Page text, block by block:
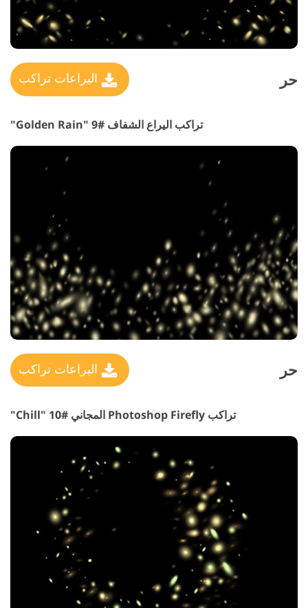
حر اليراعات تراكب
تراكب اليراع الشفاف #9 "Golden Rain"
حر اليراعات تراكب
تراكب Photoshop Firefly المجاني #10 "Chill"